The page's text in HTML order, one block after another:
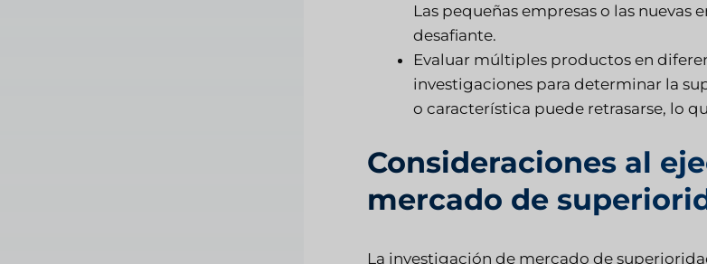
Las pequeñas empresas o las
desafiante.
Evaluar múltiples productos en
investigaciones para determinar la
o característica puede retrasarse, lo
Consideraciones al
mercado de
La investigación de mercado de